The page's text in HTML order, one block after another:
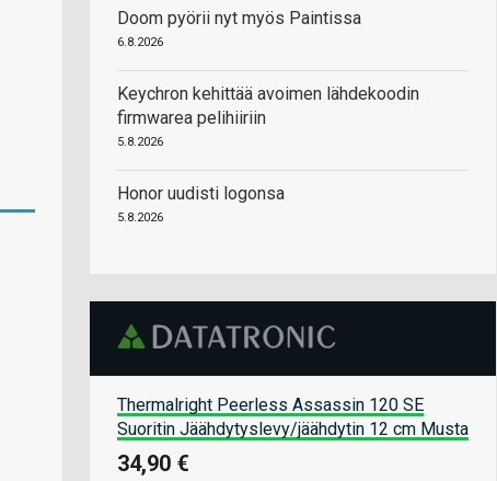
Doom pyörii nyt myös Paintissa
6.8.2026
Keychron kehittää avoimen lähdekoodin
firmwarea pelihiiriin
5.8.2026
Honor uudisti logonsa
5.8.2026
Thermalright Peerless Assassin 120 SE
Suoritin Jäähdytyslevy/jäähdytin 12 cm Musta
34,90 €